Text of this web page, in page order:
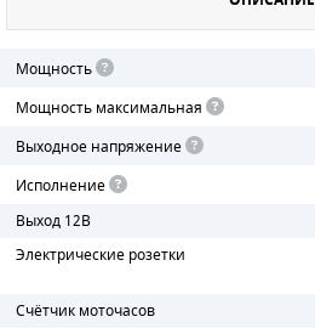
Мощность
Мощность максимальная
Выходное напряжение
Исполнение
Выход 12В
Электрические розетки
Счётчик моточасов
ДЕТАЛИ ПОРШНЕВЫХ КОМПРЕССОРОВ
ДЕТАЛИ СПИРАЛЬНЫХ КОМПРЕССОРОВ
ДЕТАЛИ ПОГРУЖНЫХ НАСОСОВ
ШЛАНГИ ДЛЯ МОТОПОМП